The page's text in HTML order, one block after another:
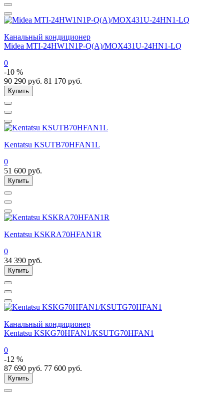
Канальный кондиционер
Midea MTI-24HW1N1P-Q(A)/MOX431U-24HN1-LQ
0
-10 %
90 290 руб. 81 170 руб.
Купить
Kentatsu KSUTB70HFAN1L
0
51 600 руб.
Купить
Kentatsu KSKRA70HFAN1R
0
34 390 руб.
Купить
Канальный кондиционер
Kentatsu KSKG70HFAN1/KSUTG70HFAN1
0
-12 %
87 690 руб. 77 600 руб.
Купить